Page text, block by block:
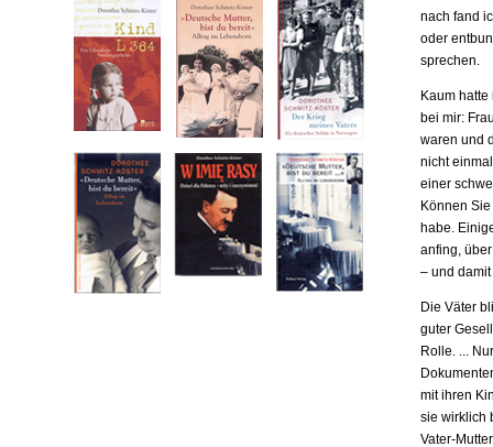
nach fand
oder
sprechen.
Kaum
bei mir:
waren und
nicht
einer
Können
habe.
anfing,
– und
Die Väter
guter
Rolle. ...
mit ihren
sie wirklich
Vater-